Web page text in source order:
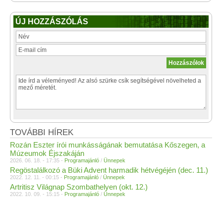
ÚJ HOZZÁSZÓLÁS
TOVÁBBI HÍREK
Rozán Eszter írói munkásságának bemutatása Kőszegen, a
Múzeumok Éjszakáján
2026. 06. 18. - 17:35 - Programajánló / Ünnepek
Regöstalálkozó a Büki Advent harmadik hétvégéjén (dec. 11.)
2022. 12. 11. - 00:15 - Programajánló / Ünnepek
Artritisz Világnap Szombathelyen (okt. 12.)
2022. 10. 09. - 15:15 - Programajánló / Ünnepek